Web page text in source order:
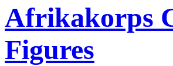
Afrikakorps
Figures